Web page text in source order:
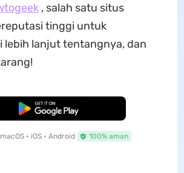
, salah satu situs
tinggi untuk
lebih lanjut tentangnya, dan
Unduh Gratis
• iOS • Android 100% aman